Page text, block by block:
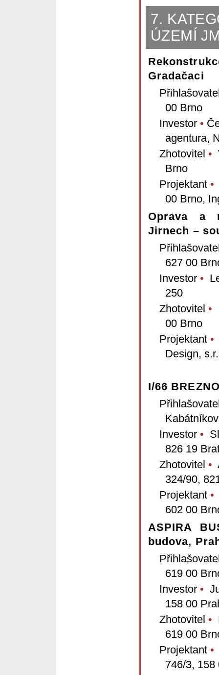
7.
ÚZEMÍ
Gradačaci
00 Brno
Investor •
agentura,
Zhotovitel •
Brno
Projektant •
00 Brno,
Oprava a
Jirnech –
627 00
Investor •
250
Zhotovitel •
00 Brno
Projektant •
Design,
I/66
Investor •
826 19
Zhotovitel •
324/90,
Projektant •
602 00
ASPIRA
budova,
619 00
Investor •
158 00
Zhotovitel •
619 00
Projektant •
746/3, 158